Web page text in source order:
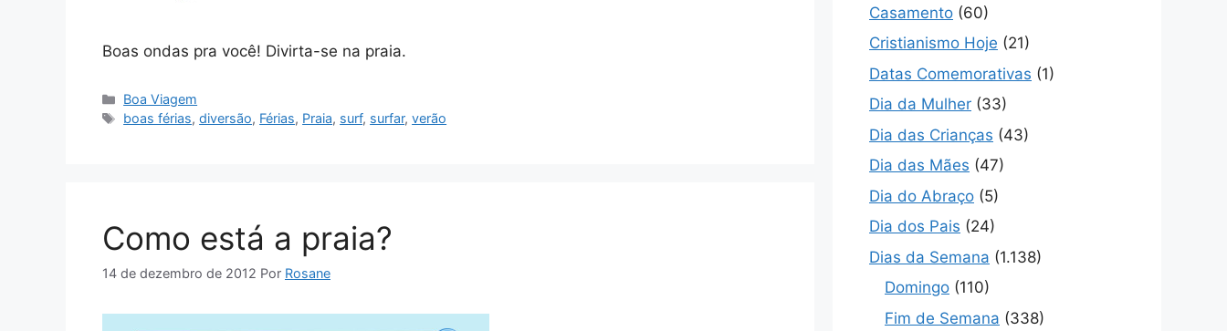
Boas ondas pra você! Divirta-se na praia.
Categorias
Boa Viagem
Tags
boas férias,diversão, Férias, Praia, surf, surfar,verão
Como está a praia?
14 de dezembro de 2012 Por Rosane
Casamento (60)
Cristianismo Hoje (21)
Datas Comemorativas (1)
Dia da Mulher (33)
Dia das Crianças (43)
Dia das Mães (47)
Dia do Abraço (5)
Dia dos Pais (24)
Dias da Semana (1.138)
Domingo (110)
Fim de Semana (338)